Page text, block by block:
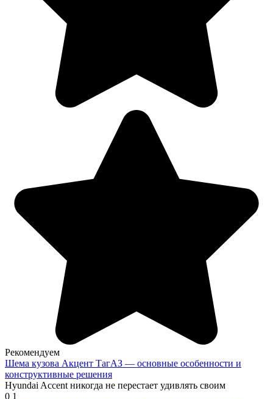
Рекомендуем
Шема кузова Акцент ТагАЗ — основные особенности и
конструктивные решения
Hyundai Accent никогда не перестает удивлять своим
0 1